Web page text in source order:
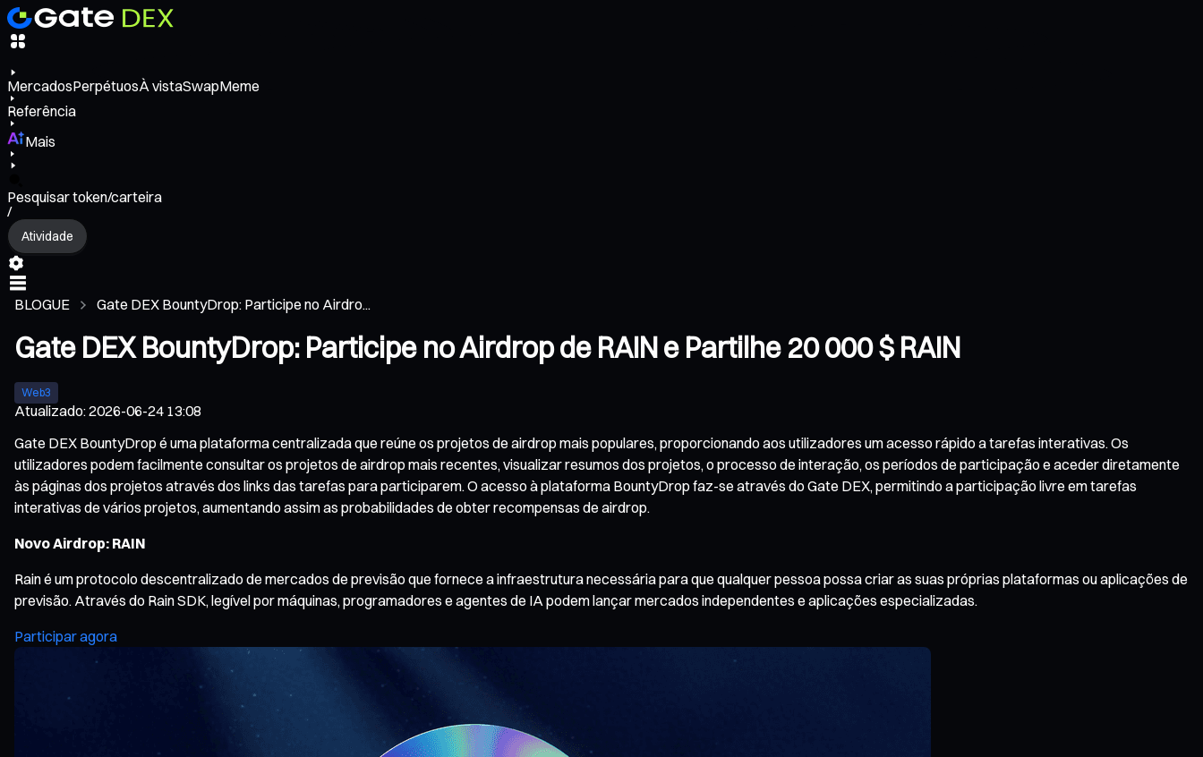
MercadosPerpétuosÀ vistaSwapMeme
Referência
Mais
Pesquisar token/carteira
/
Atividade
BLOGUE Gate DEX BountyDrop: Participe no Airdro...
Gate DEX BountyDrop: Participe no Airdrop de RAIN e Partilhe 20 000 $ RAIN
Web3
Atualizado:2026-06-24 13:08
Gate DEX BountyDrop é uma plataforma centralizada que reúne os projetos de airdrop mais populares, proporcionando aos utilizadores um acesso rápido a tarefas interativas. Os
utilizadores podem facilmente consultar os projetos de airdrop mais recentes, visualizar resumos dos projetos, o processo de interação, os períodos de participação e aceder diretamente
às páginas dos projetos através dos links das tarefas para participarem. O acesso à plataforma BountyDrop faz-se através do Gate DEX, permitindo a participação livre em tarefas
interativas de vários projetos, aumentando assim as probabilidades de obter recompensas de airdrop.
Novo Airdrop: RAIN
Rain é um protocolo descentralizado de mercados de previsão que fornece a infraestrutura necessária para que qualquer pessoa possa criar as suas próprias plataformas ou aplicações de
previsão. Através do Rain SDK, legível por máquinas, programadores e agentes de IA podem lançar mercados independentes e aplicações especializadas.
Participar agora